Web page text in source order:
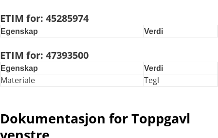
ETIM for: 45285974
Egenskap Verdi
ETIM for: 47393500
Egenskap Verdi
Materiale Tegl
Dokumentasjon for Toppgavl